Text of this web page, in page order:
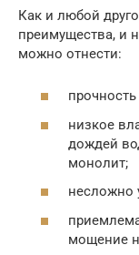
Как и любой
преимущества, и
можно отнести:
низкое
дождей
монолит;
несложно
мощение